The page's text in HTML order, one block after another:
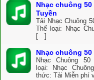
Nhạc chuông 50
Tuyền
Tải Nhạc Chuông
Thể loại: Nhạc
[…]
Nhạc chuông 50
Nhạc Chuông
loại: Nhạc
thức: Tải Miễn phí